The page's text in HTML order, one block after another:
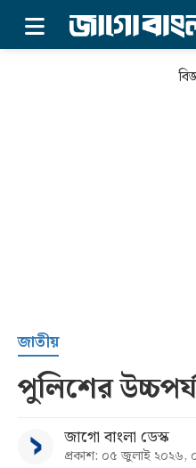
সর্বশেষ
সব
জাতীয়
পুলিশের
জাগো বাংলা ডেস্ক
প্রকাশ: ০৫ জুলাই ২০২৬,